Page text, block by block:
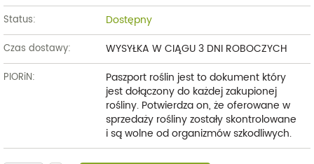
Status: Dostępny
Czas dostawy: WYSYŁKA W CIĄGU 3 DNI ROBOCZYCH
PIORiN:
Paszport roślin jest to dokument który
jest dołączony do każdej zakupionej
rośliny. Potwierdza on, że oferowane w
sprzedaży rośliny zostały skontrolowane
i są wolne od organizmów szkodliwych.